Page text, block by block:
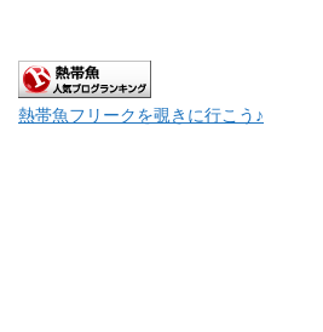
熱帯魚フリークを覗きに行こう♪